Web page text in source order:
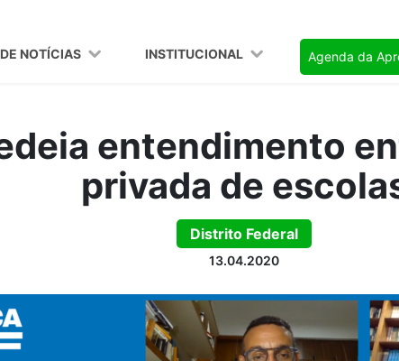
NOTÍCIAS INSTITUCIONAL Agenda da
entendimento
privada de
Distrito Federal
13.04.2020